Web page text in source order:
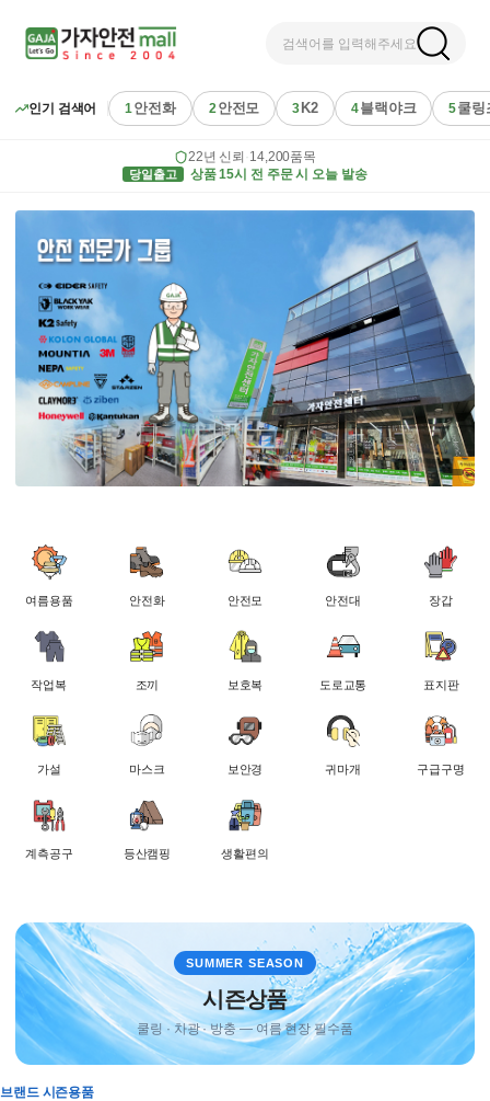
검색어를 입력해주세요
인기 검색어 1안전화 2안전모 3 K2 4블랙야크 5쿨링
22년 신뢰 ·14,200품목
당일출고
상품 15시 전 주문 시 오늘 발송
여름용품 안전화 안전모 안전대 장갑
작업복 조끼 보호복 도로교통 표지판
가설 마스크 보안경 귀마개 구급구명
계측공구 등산캠핑 생활편의
SUMMER SEASON
시즌상품
쿨링 · 차광 · 방충 — 여름 현장 필수품
브랜드 시즌용품